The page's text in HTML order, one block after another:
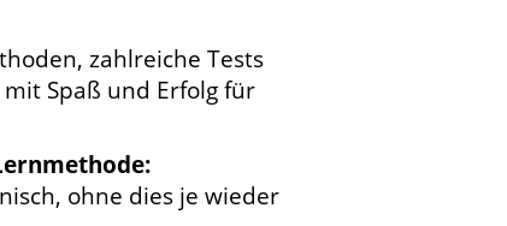
zahlreiche Tests
Spaß und Erfolg für
ohne dies je wieder